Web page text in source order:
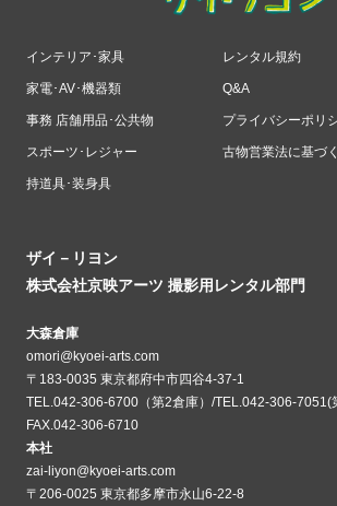
インテリア･家具
家電･AV･機器類
事務 店舗用品･公共物
スポーツ･レジャー
持道具･装身具
レンタル規約
Q&A
プライバシーポリ
古物営業法に基づ
ザイ－リヨン
株式会社京映アーツ 撮影用レンタル部門
大森倉庫
omori@kyoei-arts.com
〒183-0035 東京都府中市四谷4-37-1
TEL.042-306-6700（第2倉庫）/TEL.042-306-7051(
FAX.042-306-6710
本社
zai-liyon@kyoei-arts.com
〒206-0025 東京都多摩市永山6-22-8